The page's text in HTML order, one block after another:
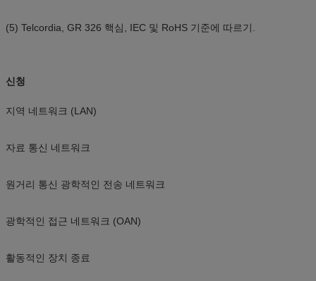
(5) Telcordia, GR 326 핵심, IEC 및 RoHS 기준에 따르기.
신청
지역 네트워크 (LAN)
자료 통신 네트워크
원거리 통신 광학적인 전송 네트워크
광학적인 접근 네트워크 (OAN)
활동적인 장치 종료